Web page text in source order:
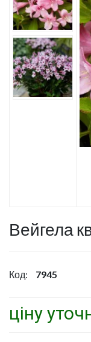
Вейгела
Код: 7945
ціну